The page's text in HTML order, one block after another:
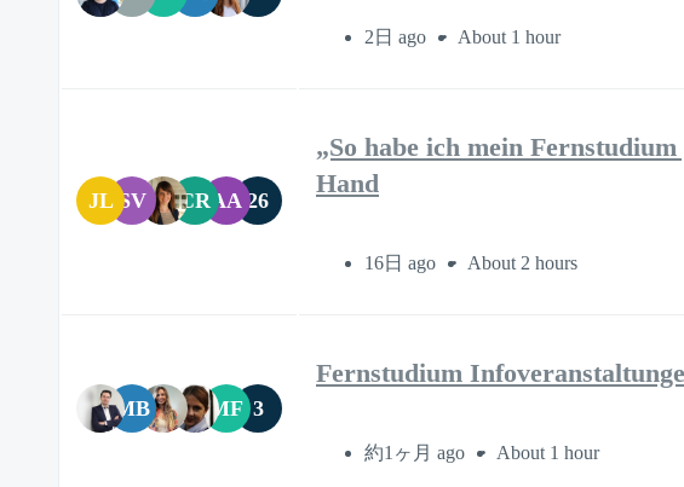
2日 ago About 1 hour
JL SV CR AA 26
„So habe ich mein
Hand
16日 ago About 2 hours
MB MF 3
Fernstudium
約1ヶ月 ago About 1 hour